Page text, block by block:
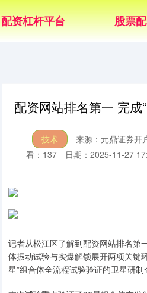
配资杠杆平台 股票
配资网站排名第一 完成
技术 来源：元鼎证券开
看：137
日期：2025-11-27
记者从松江区了解到配资网站排名第
体振动试验与实爆解锁展开两项关键
星”组合体全流程试验验证的卫星研制